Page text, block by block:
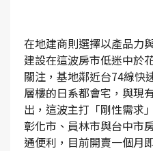
在地建商則選擇以產品力
建設在這波房市低迷中於
關注，基地鄰近台74線快
層樓的日系都會宅，與現
出，這波主打「剛性需求
彰化市、員林市與台中市
通便利，目前開賣一個月